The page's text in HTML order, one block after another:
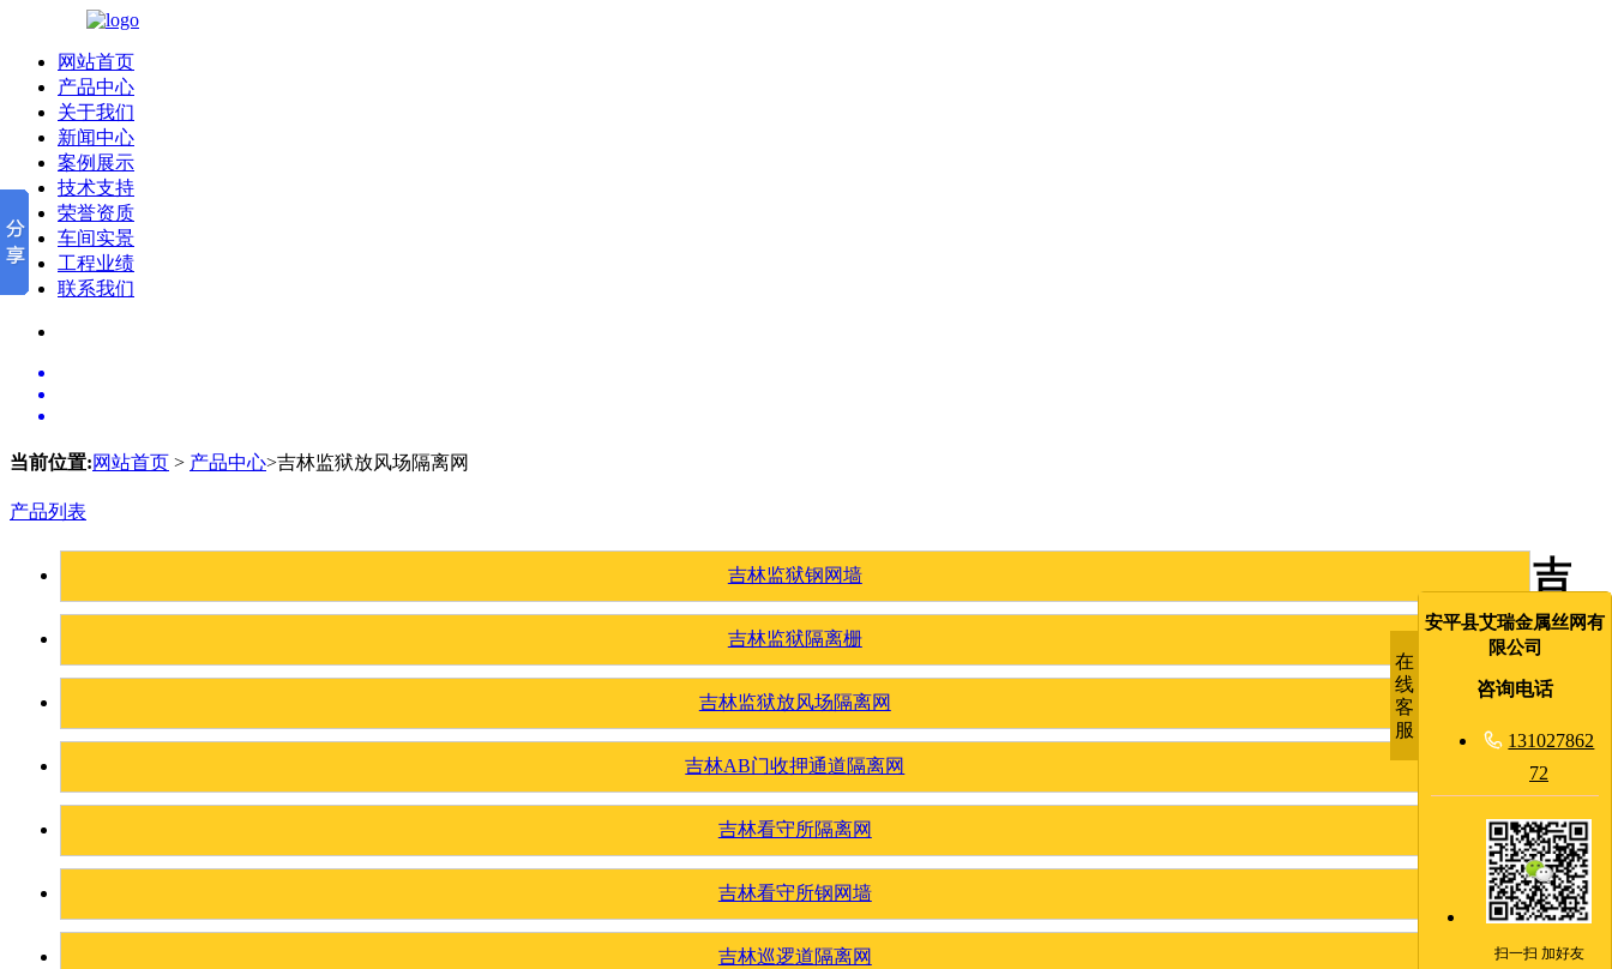
网站首页
产品中心
关于我们
新闻中心
案例展示
技术支持
荣誉资质
车间实景
工程业绩
联系我们
当前位置:网站首页 > 产品中心>吉林监狱放风场隔离网
产品列表
吉林监狱钢网墙
吉林监狱隔离栅
吉林监狱放风场隔离网
吉林AB门收押通道隔离网
吉林看守所隔离网
吉林看守所钢网墙
吉林巡逻道隔离网
吉
林
监
狱
放
风
场
隔
在
线
客
服
安平县艾瑞金属丝网有
限公司
咨询电话
 131027862
72
扫一扫 加好友